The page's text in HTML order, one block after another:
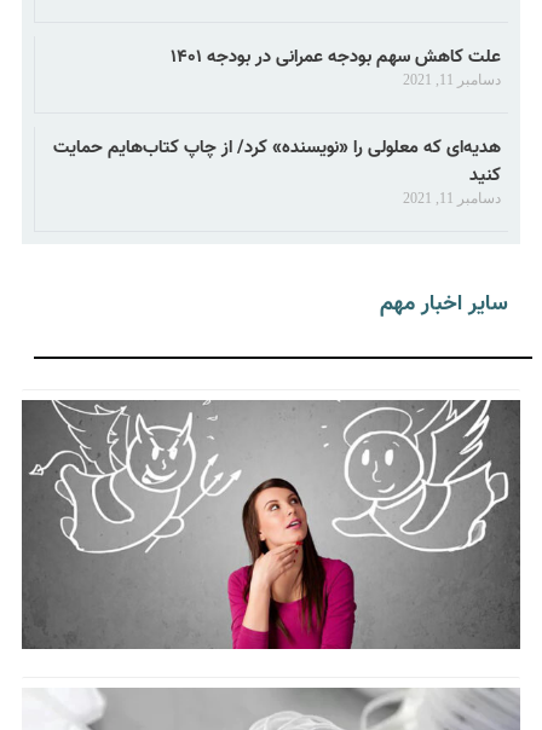
علت کاهش سهم بودجه عمرانی در بودجه ۱۴۰۱
دسامبر 11, 2021
هدیه‌ای که معلولی را «نویسنده» کرد/ از چاپ کتاب‌هایم حمایت
کنید
دسامبر 11, 2021
سایر اخبار مهم